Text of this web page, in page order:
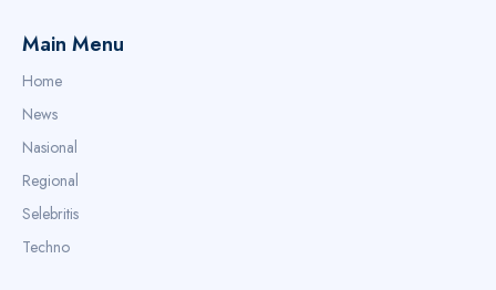
Main Menu
Home
News
Nasional
Regional
Selebritis
Techno